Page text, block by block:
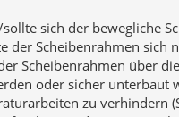
sich der bewegliche
der Scheibenrahmen sich
Scheibenrahmen über
oder sicher unterbaut
zu verhindern